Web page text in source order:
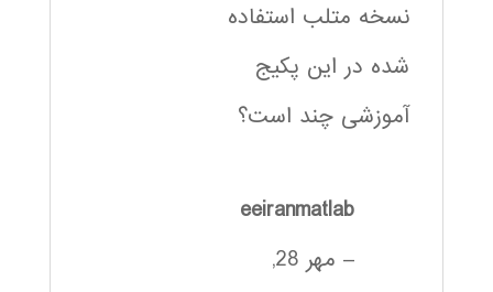
نسخه متلب استفاده
شده در این پکیج
آموزشی چند است؟
eeiranmatlab
–
مهر 28,